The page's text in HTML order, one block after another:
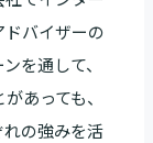
バイザーの
を通して、
あっても、
の強みを活